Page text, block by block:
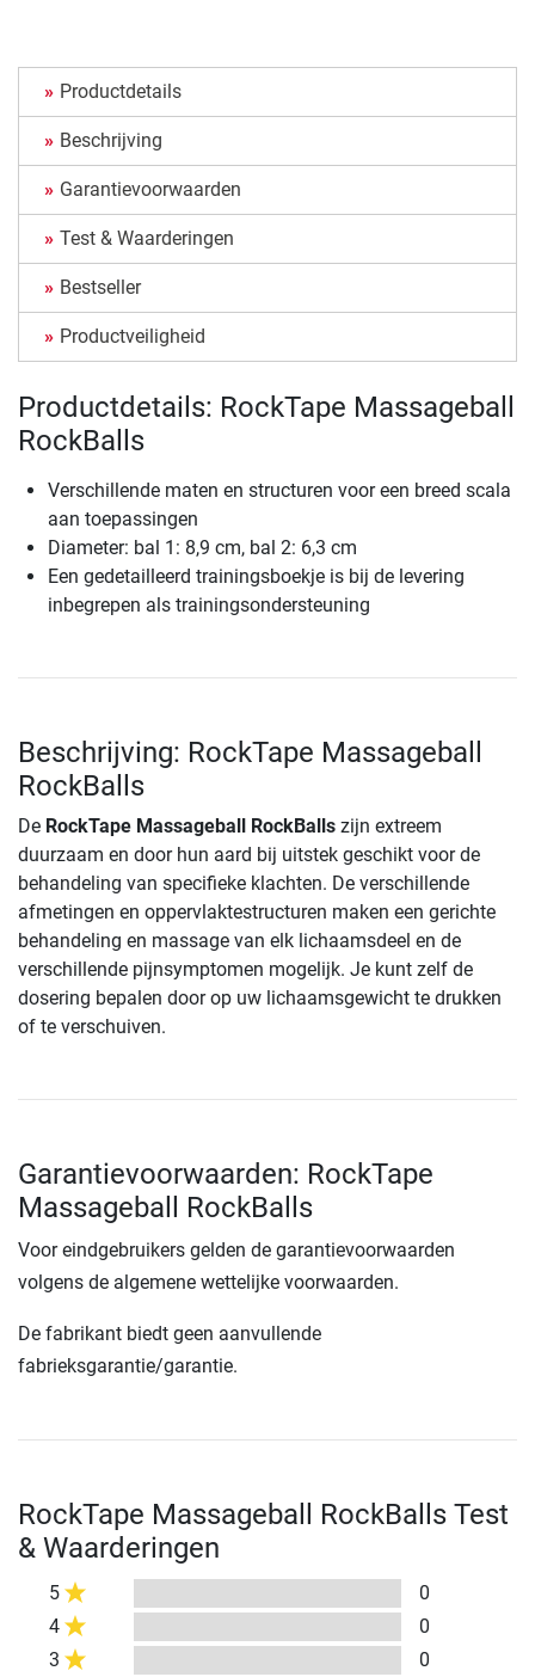
Productdetails
Beschrijving
Garantievoorwaarden
Test & Waarderingen
Bestseller
Productveiligheid
Productdetails: RockTape Massageball
RockBalls
Verschillende maten en structuren voor een breed scala
aan toepassingen
Diameter: bal 1: 8,9 cm, bal 2: 6,3 cm
Een gedetailleerd trainingsboekje is bij de levering
inbegrepen als trainingsondersteuning
Beschrijving: RockTape Massageball
RockBalls
De RockTape Massageball RockBalls zijn extreem
duurzaam en door hun aard bij uitstek geschikt voor de
behandeling van specifieke klachten. De verschillende
afmetingen en oppervlaktestructuren maken een gerichte
behandeling en massage van elk lichaamsdeel en de
verschillende pijnsymptomen mogelijk. Je kunt zelf de
dosering bepalen door op uw lichaamsgewicht te drukken
of te verschuiven.
Garantievoorwaarden: RockTape
Massageball RockBalls
Voor eindgebruikers gelden de garantievoorwaarden
volgens de algemene wettelijke voorwaarden.
De fabrikant biedt geen aanvullende
fabrieksgarantie/garantie.
RockTape Massageball RockBalls Test
& Waarderingen
5
0
4
0
3
0